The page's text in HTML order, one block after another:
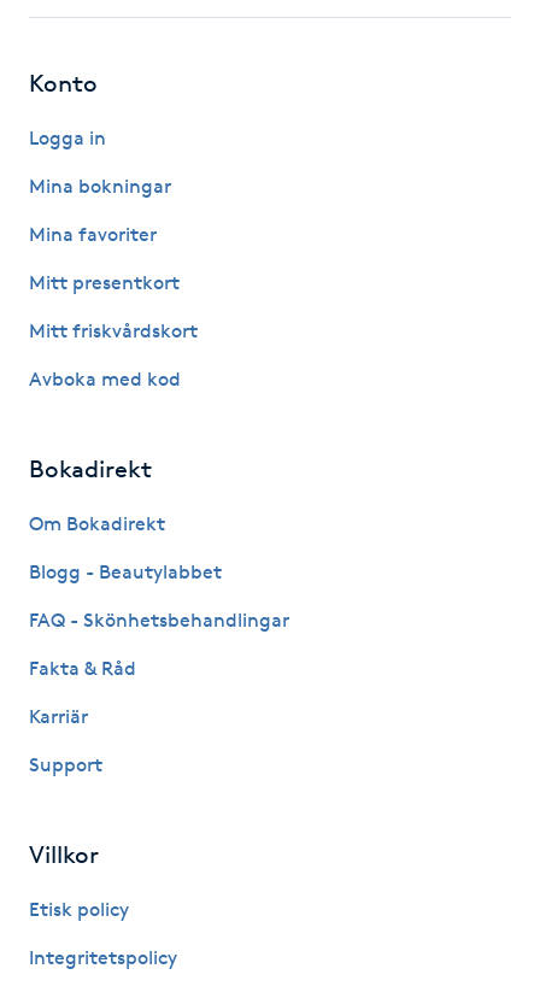
Fransar
Fransborttagning
Fransförlängning
Fransk manikyr
Frekvensterapi
Färgning
Konto
Logga in
Mina bokningar
Mina favoriter
Mitt presentkort
Mitt friskvårdskort
Avboka med kod
Bokadirekt
Om Bokadirekt
Blogg - Beautylabbet
FAQ - Skönhetsbehandlingar
Fakta & Råd
Karriär
Support
Villkor
Etisk policy
Integritetspolicy